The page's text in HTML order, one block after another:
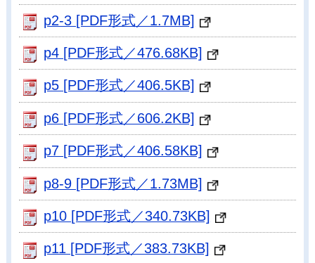
p2-3 [PDF形式／1.7MB]
p4 [PDF形式／476.68KB]
p5 [PDF形式／406.5KB]
p6 [PDF形式／606.2KB]
p7 [PDF形式／406.58KB]
p8-9 [PDF形式／1.73MB]
p10 [PDF形式／340.73KB]
p11 [PDF形式／383.73KB]